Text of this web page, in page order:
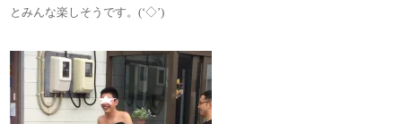
とみんな楽しそうです。(‘◇’)ゞ